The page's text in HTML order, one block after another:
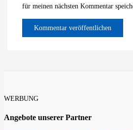
für meinen nächsten Kommentar
WERBUNG
Angebote unserer Partner